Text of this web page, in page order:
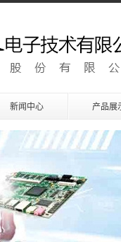
新闻中心 产品展